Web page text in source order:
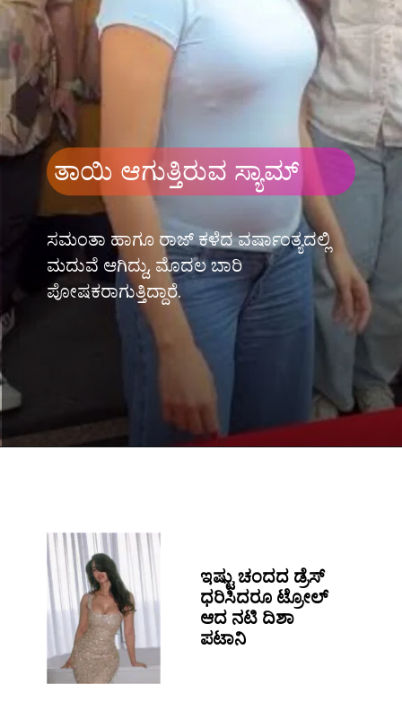
ಸಮಂತಾ ಹಾಗೂ ರಾಜ್ ಕಳೆದ ವರ್ಷಾಂತ್ಯದಲ್ಲಿ
ಮದುವೆ ಆಗಿದ್ದು, ಮೊದಲ ಬಾರಿ
ಪೋಷಕರಾಗುತ್ತಿದ್ದಾರೆ.
ತಾಯಿ ಆಗುತ್ತಿರುವ ಸ್ಯಾಮ್
ಇಷ್ಟು ಚಂದದ ಡ್ರೆಸ್
ಧರಿಸಿದರೂ ಟ್ರೋಲ್
ಆದ ನಟಿ ದಿಶಾ
ಪಟಾನಿ